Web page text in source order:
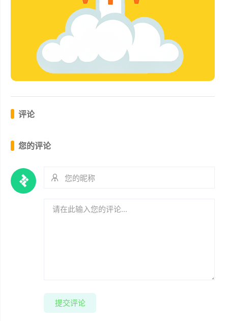
评论
您的评论
提交评论